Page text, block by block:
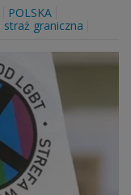
POLSKA
straż graniczna